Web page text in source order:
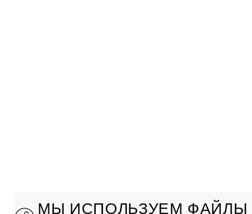
МЫ ИСПОЛЬЗУЕМ ФАЙЛЫ